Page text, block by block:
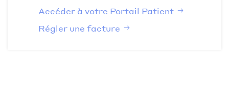
Accéder à votre Portail Patient
Régler une facture